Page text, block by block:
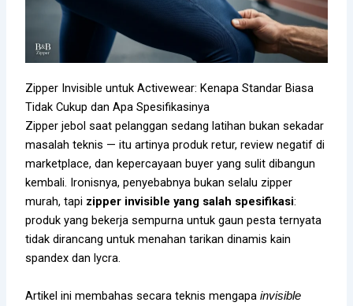
Zipper Invisible untuk Activewear: Kenapa Standar Biasa
Tidak Cukup dan Apa Spesifikasinya
Zipper jebol saat pelanggan sedang latihan bukan sekadar
masalah teknis — itu artinya produk retur, review negatif di
marketplace, dan kepercayaan buyer yang sulit dibangun
kembali. Ironisnya, penyebabnya bukan selalu zipper
murah, tapi zipper invisible yang salah spesifikasi:
produk yang bekerja sempurna untuk gaun pesta ternyata
tidak dirancang untuk menahan tarikan dinamis kain
spandex dan lycra.
Artikel ini membahas secara teknis mengapainvisible